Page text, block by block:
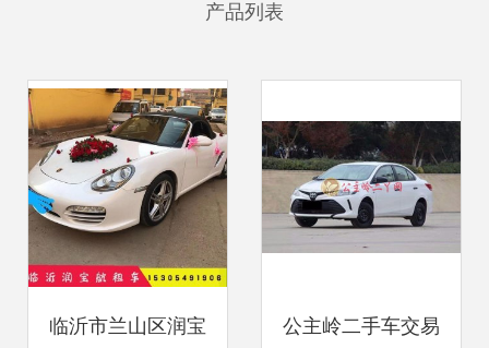
产品列表
临沂市兰山区润宝 公主岭二手车交易